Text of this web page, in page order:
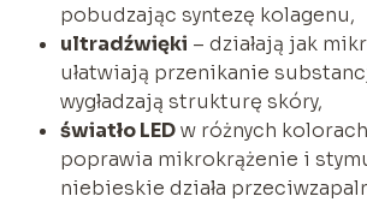
pobudzając syntezę kolagenu,
ultradźwięki – działają jak
ułatwiają przenikanie
wygładzają strukturę skóry,
światło LEDw różnych
poprawia mikrokrążenie i
niebieskie działa